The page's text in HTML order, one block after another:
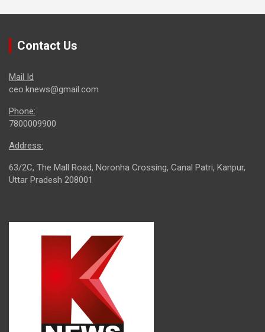
Contact Us
Mail Id
ceo.knews@gmail.com
Phone:
7800009900
Address:
63/2C, The Mall Road, Noronha Crossing, Canal Patri, Kanpur,
Uttar Pradesh 208001